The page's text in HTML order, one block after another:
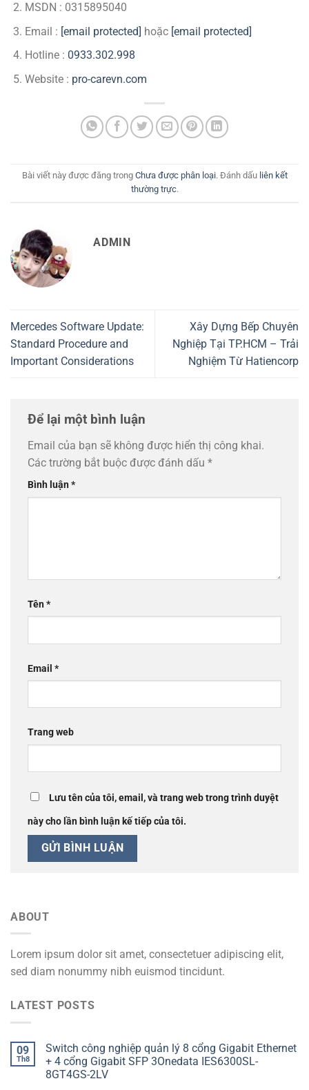
MSDN : 0315895040
Email : [email protected] hoặc [email protected]
Hotline : 0933.302.998
Website : pro-carevn.com
Bài viết này được đăng trong Chưa được phân loại. Đánh dấu liên kết
thường trực.
ADMIN
Mercedes Software Update:
Standard Procedure and
Important Considerations
Xây Dựng Bếp Chuyên
Nghiệp Tại TP.HCM – Trải
Nghiệm Từ Hatiencorp
Để lại một bình luận
Email của bạn sẽ không được hiển thị công khai.
Các trường bắt buộc được đánh dấu *
Bình luận*
Tên*
Email *
Trang web
Lưu tên của tôi, email, và trang web trong trình duyệt
này cho lần bình luận kế tiếp của tôi.
ABOUT
Lorem ipsum dolor sit amet, consectetuer adipiscing elit,
sed diam nonummy nibh euismod tincidunt.
LATEST POSTS
09
Th8
Switch công nghiệp quản lý 8 cổng Gigabit Ethernet
+ 4 cổng Gigabit SFP 3Onedata IES6300SL-
8GT4GS-2LV